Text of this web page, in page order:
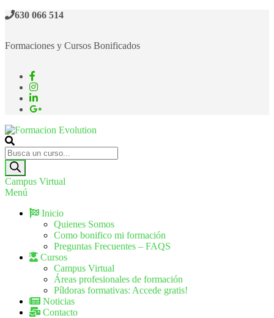
630 066 514
Formaciones y Cursos Bonificados
Formacion Evolution
Cursos de formación continua
Campus Virtual
Menú
Inicio
Quienes Somos
Como bonifico mi formación
Preguntas Frecuentes – FAQS
Cursos
Campus Virtual
Áreas profesionales de formación
Píldoras formativas: Accede gratis!
Noticias
Contacto